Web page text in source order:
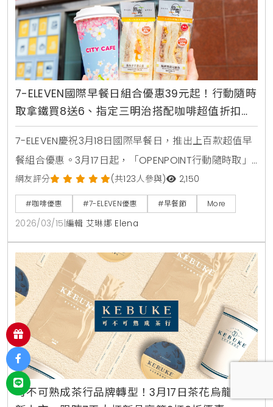
7-ELEVEN國際早餐日組合優惠39元起！行動隨時
取拿鐵買8送6、指定三明治搭配咖啡超值折扣懶
人包
7-ELEVEN慶祝3月18日國際早餐日，推出上百款超值早
餐組合優惠。3月17日起，「OPENPOINT行動隨時取」
祭出CITY系列咖啡買8送6，並同步發表塔塔香炸鱈魚
堡、陽明春天聯名蔬食飯糰等鮮食新品，為外食族提供
更便捷且多元的早晨餐點方案。
網友評分 (共123人參與) 2,150
#咖啡優惠 #7-ELEVEN優惠 #早餐節 More
2026/03/15 編輯 艾琳娜 Elena
可不可熟成茶行品牌轉型！3月17日茶花烏龍系列